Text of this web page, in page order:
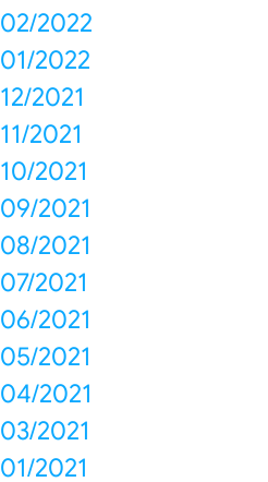
02/2022
01/2022
12/2021
11/2021
10/2021
09/2021
08/2021
07/2021
06/2021
05/2021
04/2021
03/2021
01/2021